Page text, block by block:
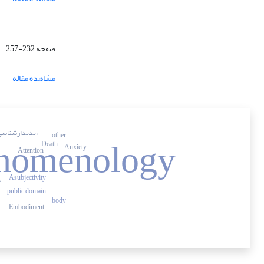
صفحه232-257
مشاهده مقاله
Asubjectivity
body
Attention
Death
public domain
Anxiety
other
Embodiment